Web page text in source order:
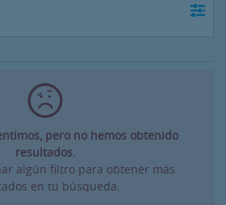
pero no hemos obtenido
resultados.
algún filtro para obtener más
en tu búsqueda.